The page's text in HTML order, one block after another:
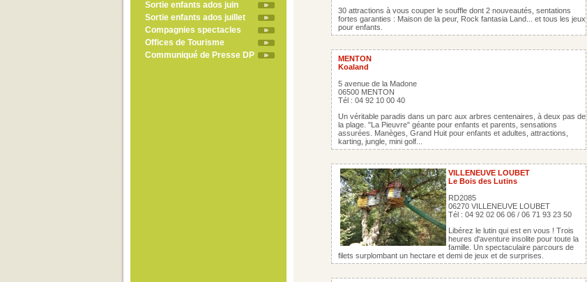
Sortie enfants ados juin
Sortie enfants ados juillet
Compagnies spectacles
Offices de Tourisme
Communiqué de Presse DP
30 attractions à vous couper le souffle dont 2 nouveautés, sentations
fortes garanties : Maison de la peur, Rock fantasia Land... et tous les jeux
pour enfants.
MENTON
Koaland
5 avenue de la Madone
06500 MENTON
Tél : 04 92 10 00 40
Un véritable paradis dans un parc aux arbres centenaires, à deux pas de
la plage. "La Pieuvre" géante pour enfants et parents, sensations
assurées. Manèges, Grand Huit pour enfants et adultes, attractions,
karting, jungle, mini golf...
VILLENEUVE LOUBET
Le Bois des Lutins
RD2085
06270 VILLENEUVE LOUBET
Tél : 04 92 02 06 06 / 06 71 93 23 50
Libérez le lutin qui est en vous ! Trois
heures d'aventure insolite pour toute la
famille. Un spectaculaire parcours de
filets surplombant un hectare et demi de jeux et de surprises.